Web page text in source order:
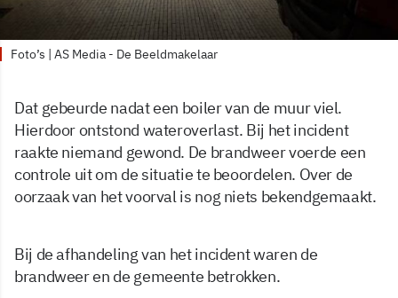
Foto’s | AS Media - De Beeldmakelaar
Dat gebeurde nadat een boiler van de muur viel.
Hierdoor ontstond wateroverlast. Bij het incident
raakte niemand gewond. De brandweer voerde een
controle uit om de situatie te beoordelen. Over de
oorzaak van het voorval is nog niets bekendgemaakt.
Bij de afhandeling van het incident waren de
brandweer en de gemeente betrokken.